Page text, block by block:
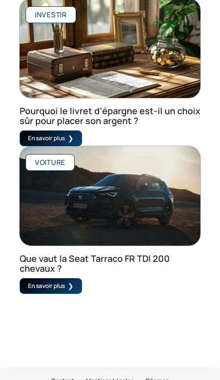
INVESTIR
Pourquoi le livret d’épargne est-il un choix
sûr pour placer son argent ?
En savoir plus
VOITURE
Que vaut la Seat Tarraco FR TDI 200
chevaux ?
En savoir plus